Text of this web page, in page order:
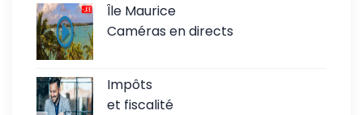
Île Maurice
Caméras en directs
Impôts
et fiscalité